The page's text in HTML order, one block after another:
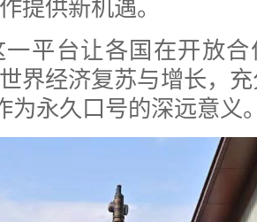
提供新机遇。
台让各国在开放合
界经济复苏与增长，
为永久口号的深远意义